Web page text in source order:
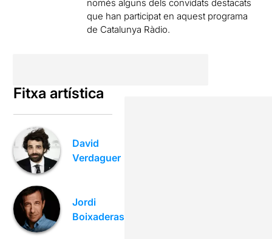
només alguns dels convidats destacats
que han participat en aquest programa
de Catalunya Ràdio.
Fitxa artística
David
Verdaguer
Jordi
Boixaderas